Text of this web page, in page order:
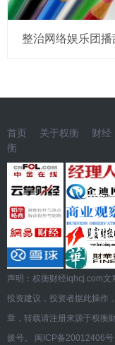
首页 关于权衡 财经
衡
声明：权衡财经iqhcj.com文
投资建议，投资者据此操作
章，转载请注册来源于权衡
拨号。 闽ICP备20012406号